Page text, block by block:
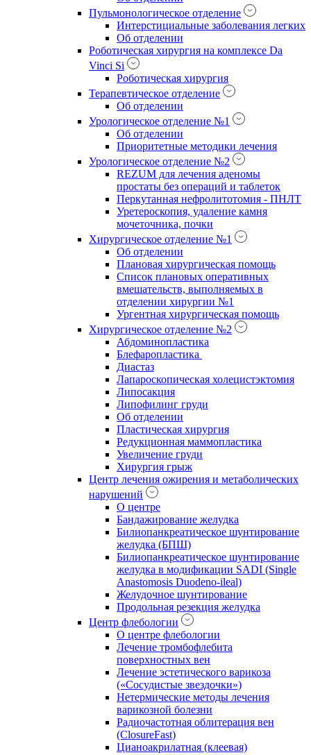
Пульмонологическое отделение
Интерстициальные заболевания легких
Об отделении
Роботическая хирургия на комплексе Da
Vinci Si
Роботическая хирургия
Терапевтическое отделение
Об отделении
Урологическое отделение №1
Об отделении
Приоритетные методики лечения
Урологическое отделение №2
REZUM для лечения аденомы
простаты без операций и таблеток
Перкутанная нефролитотомия - ПНЛТ
Уретероскопия, удаление камня
мочеточника, почки
Хирургическое отделение №1
Об отделении
Плановая хирургическая помощь
Список плановых оперативных
вмешательств, выполняемых в
отделении хирургии №1
Ургентная хирургическая помощь
Хирургическое отделение №2
Абдоминопластика
Блефаропластика
Диастаз
Лапароскопическая холецистэктомия
Липосакция
Липофилинг груди
Об отделении
Пластическая хирургия
Редукционная маммопластика
Увеличение груди
Хирургия грыж
Центр лечения ожирения и метаболических
нарушений
О центре
Бандажирование желудка
Билиопанкреатическое шунтирование
желудка (БПШ)
Билиопанкреатическое шунтирование
желудка в модификации SADI (Single
Anastomosis Duodeno-ileal)
Желудочное шунтирование
Продольная резекция желудка
Центр флебологии
О центре флебологии
Лечение тромбофлебита
поверхностных вен
Лечение эстетического варикоза
(«Сосудистые звездочки»)
Нетермические методы лечения
варикозной болезни
Радиочастотная облитерация вен
(ClosureFast)
Цианоакрилатная (клеевая)